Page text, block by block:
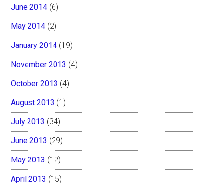
June 2014 (6)
May 2014 (2)
January 2014 (19)
November 2013 (4)
October 2013 (4)
August 2013 (1)
July 2013 (34)
June 2013 (29)
May 2013 (12)
April 2013 (15)